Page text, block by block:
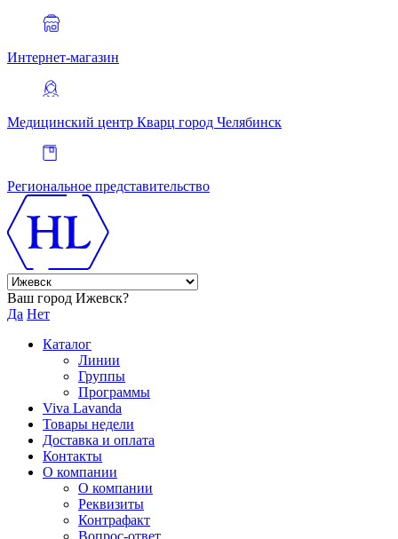
Интернет-магазин
Медицинский центр Кварц город Челябинск
Региональное представительство
Ваш город Ижевск?
Да Нет
Каталог
Линии
Группы
Программы
Viva Lavanda
Товары недели
Доставка и оплата
Контакты
О компании
О компании
Реквизиты
Контрафакт
Вопрос-ответ